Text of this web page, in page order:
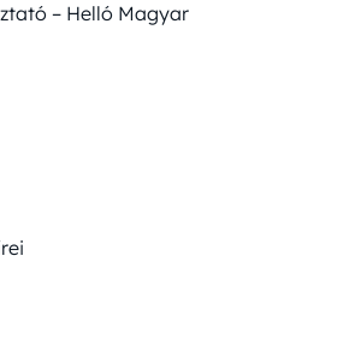
– Helló Magyar